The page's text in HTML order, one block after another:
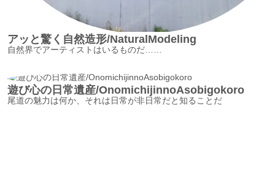
アッと驚く自然造形/NaturalModeling
自然界でアーティストはいるものだ……
遊び心の日常遺産/OnomichijinnoAsobigokoro
尾道の魅力は何か、それは日常が非日常だと知ることだ